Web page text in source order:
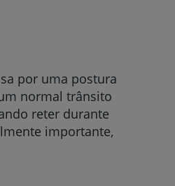
por uma postura
normal trânsito
reter durante
importante,